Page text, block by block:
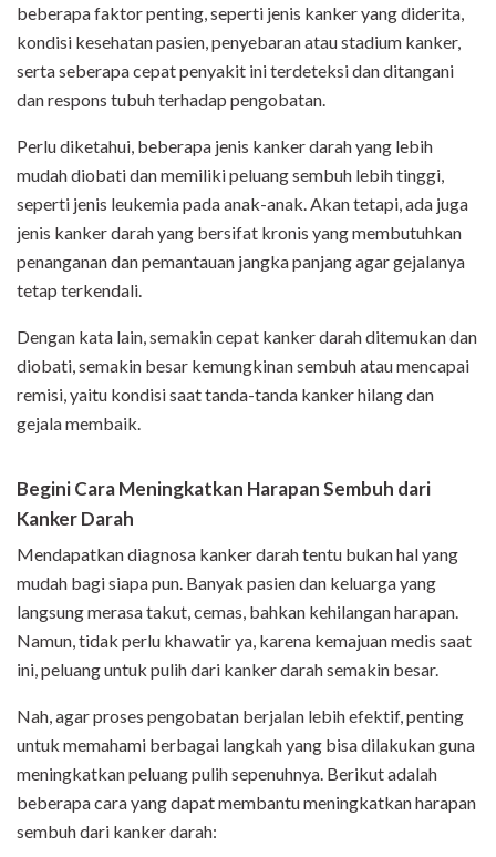
beberapa faktor penting, seperti jenis kanker yang diderita,
kondisi kesehatan pasien, penyebaran atau stadium kanker,
serta seberapa cepat penyakit ini terdeteksi dan ditangani
dan respons tubuh terhadap pengobatan.
Perlu diketahui, beberapa jenis kanker darah yang lebih
mudah diobati dan memiliki peluang sembuh lebih tinggi,
seperti jenis leukemia pada anak-anak. Akan tetapi, ada juga
jenis kanker darah yang bersifat kronis yang membutuhkan
penanganan dan pemantauan jangka panjang agar gejalanya
tetap terkendali.
Dengan kata lain, semakin cepat kanker darah ditemukan dan
diobati, semakin besar kemungkinan sembuh atau mencapai
remisi, yaitu kondisi saat tanda-tanda kanker hilang dan
gejala membaik.
Begini Cara Meningkatkan Harapan Sembuh dari
Kanker Darah
Mendapatkan diagnosa kanker darah tentu bukan hal yang
mudah bagi siapa pun. Banyak pasien dan keluarga yang
langsung merasa takut, cemas, bahkan kehilangan harapan.
Namun, tidak perlu khawatir ya, karena kemajuan medis saat
ini, peluang untuk pulih dari kanker darah semakin besar.
Nah, agar proses pengobatan berjalan lebih efektif, penting
untuk memahami berbagai langkah yang bisa dilakukan guna
meningkatkan peluang pulih sepenuhnya. Berikut adalah
beberapa cara yang dapat membantu meningkatkan harapan
sembuh dari kanker darah: